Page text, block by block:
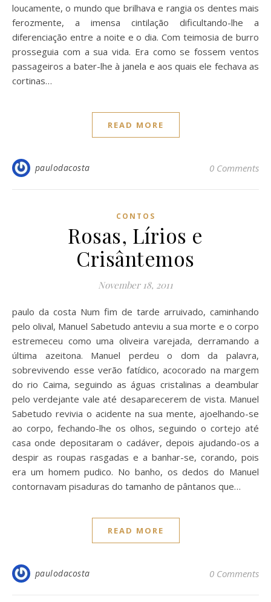
loucamente, o mundo que brilhava e rangia os dentes mais
ferozmente, a imensa cintilação dificultando-lhe a
diferenciação entre a noite e o dia. Com teimosia de burro
prosseguia com a sua vida. Era como se fossem ventos
passageiros a bater-lhe à janela e aos quais ele fechava as
cortinas…
READ MORE
paulodacosta 0 Comments
CONTOS
Rosas, Lírios e
Crisântemos
November 18, 2011
paulo da costa Num fim de tarde arruivado, caminhando
pelo olival, Manuel Sabetudo anteviu a sua morte e o corpo
estremeceu como uma oliveira varejada, derramando a
última azeitona. Manuel perdeu o dom da palavra,
sobrevivendo esse verão fatídico, acocorado na margem
do rio Caima, seguindo as águas cristalinas a deambular
pelo verdejante vale até desaparecerem de vista. Manuel
Sabetudo revivia o acidente na sua mente, ajoelhando-se
ao corpo, fechando-lhe os olhos, seguindo o cortejo até
casa onde depositaram o cadáver, depois ajudando-os a
despir as roupas rasgadas e a banhar-se, corando, pois
era um homem pudico. No banho, os dedos do Manuel
contornavam pisaduras do tamanho de pântanos que…
READ MORE
paulodacosta 0 Comments